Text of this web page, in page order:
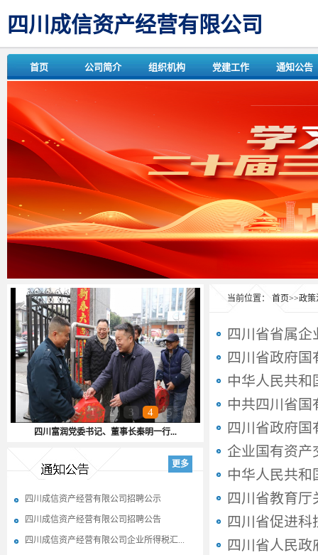
四川成信资产经营有限公司
首页 公司简介 组织机构 党建工作 通知公告
1 2 3 4 5 6
四川富润党委书记、董事长秦明一行...
更多
四川成信资产经营有限公司招聘公示
四川成信资产经营有限公司招聘公告
四川成信资产经营有限公司企业所得税汇...
当前位置： 首页>>政策
四川省省属企
四川省政府
中华人民共和
中共四川省国
四川省政府
企业国有资产
中华人民共和
四川省教育
四川省促进科
四川省人民